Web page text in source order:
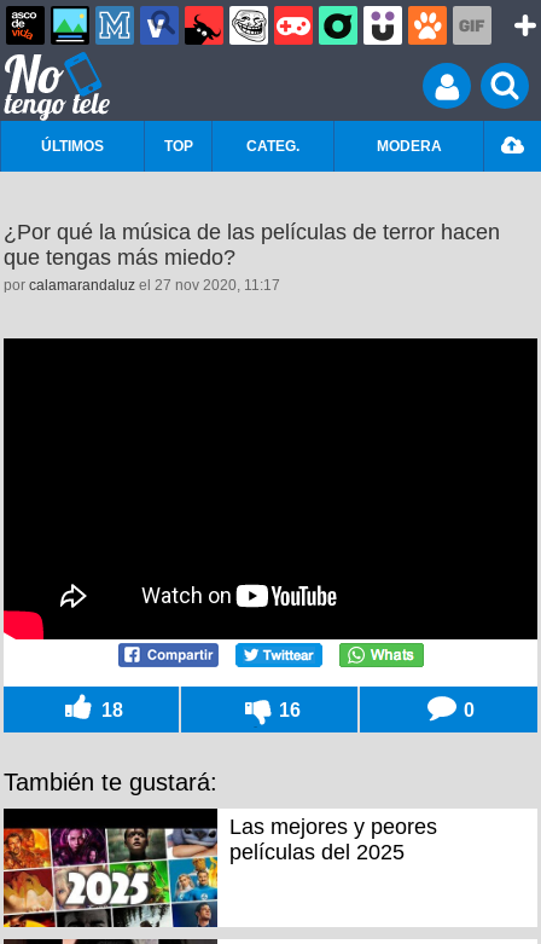
ÚLTIMOS TOP CATEG. MODERA
¿Por qué la música de las películas de terror hacen
que tengas más miedo?
por calamarandaluz el 27 nov 2020, 11:17
18 16 0
También te gustará:
Las mejores y peores
películas del 2025